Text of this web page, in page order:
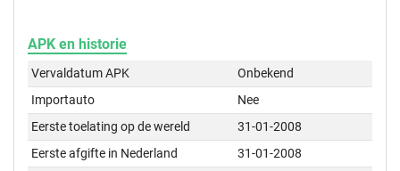
APK en historie
Vervaldatum APK
Onbekend
Importauto
Nee
Eerste toelating op de wereld
31-01-2008
Eerste afgifte in Nederland
31-01-2008